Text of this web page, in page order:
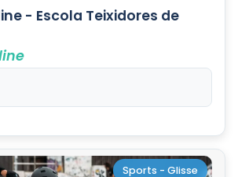
- Escola Teixidores de
Sports - Glisse